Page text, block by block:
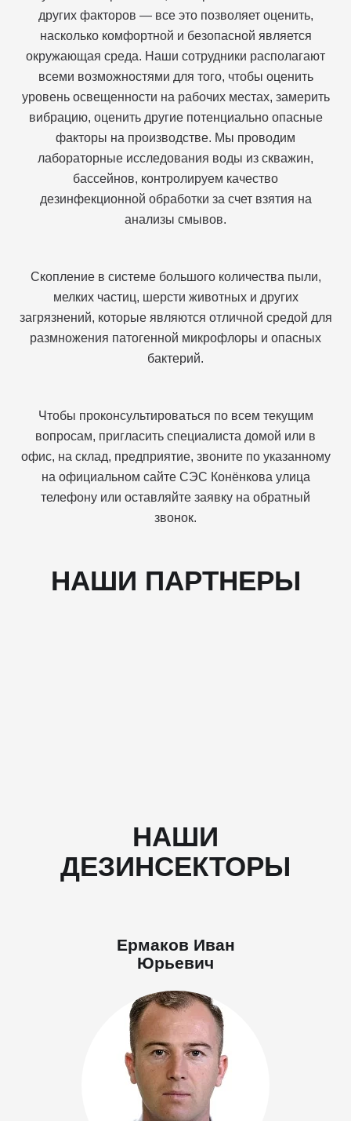
других факторов — все это позволяет оценить,
насколько комфортной и безопасной является
окружающая среда. Наши сотрудники располагают
всеми возможностями для того, чтобы оценить
уровень освещенности на рабочих местах, замерить
вибрацию, оценить другие потенциально опасные
факторы на производстве. Мы проводим
лабораторные исследования воды из скважин,
бассейнов, контролируем качество
дезинфекционной обработки за счет взятия на
анализы смывов.
Скопление в системе большого количества пыли,
мелких частиц, шерсти животных и других
загрязнений, которые являются отличной средой для
размножения патогенной микрофлоры и опасных
бактерий.
Чтобы проконсультироваться по всем текущим
вопросам, пригласить специалиста домой или в
офис, на склад, предприятие, звоните по указанному
на официальном сайте СЭС Конёнкова улица
телефону или оставляйте заявку на обратный
звонок.
НАШИ ПАРТНЕРЫ
НАШИ
ДЕЗИНСЕКТОРЫ
Ермаков Иван
Юрьевич